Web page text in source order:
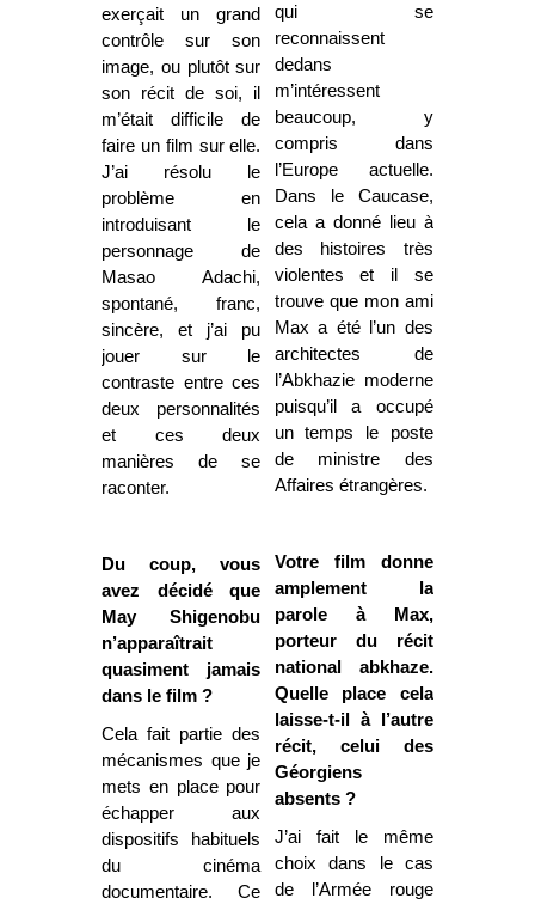
exerçait un grand
contrôle sur son
image, ou plutôt sur
son récit de soi, il
m’était difficile de
faire un film sur elle.
J’ai résolu le
problème en
introduisant le
personnage de
Masao Adachi,
spontané, franc,
sincère, et j’ai pu
jouer sur le
contraste entre ces
deux personnalités
et ces deux
manières de se
raconter.
Du coup, vous
avez décidé que
May Shigenobu
n’apparaîtrait
quasiment jamais
dans le film ?
Cela fait partie des
mécanismes que je
mets en place pour
échapper aux
dispositifs habituels
du cinéma
documentaire. Ce
qui se
reconnaissent
dedans
m’intéressent
beaucoup, y
compris dans
l’Europe actuelle.
Dans le Caucase,
cela a donné lieu à
des histoires très
violentes et il se
trouve que mon ami
Max a été l’un des
architectes de
l’Abkhazie moderne
puisqu’il a occupé
un temps le poste
de ministre des
Affaires étrangères.
Votre film donne
amplement la
parole à Max,
porteur du récit
national abkhaze.
Quelle place cela
laisse-t-il à l’autre
récit, celui des
Géorgiens
absents ?
J’ai fait le même
choix dans le cas
de l’Armée rouge